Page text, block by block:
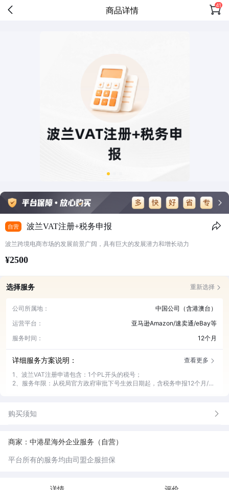
商品详情 41
自营 波兰VAT注册+税务申报
波兰跨境电商市场的发展前景广阔，具有巨大的发展潜力和增长动力
¥2500
选择服务 重新选择
公司所属地：
中国公司（含港澳台）
运营平台：
亚马逊Amazon/速卖通/eBay等
服务时间：
12个月
详细服务方案说明：
查看更多
1、波兰VAT注册申请包含：1个PL开头的税号；
2、服务年限：从税局官方政府审批下号生效日期起，含税务申报12个月/年
3、波兰VAT是按照月度申报，波兰的标准税率为23%；
4、波兰VAT税金支付每家公司都有专属税局IBAN账号；
6、提供跨境专家组建群服务，实现专业咨询一对一对接。
购买须知
商家：中港星海外企业服务（自营）
平台所有的服务均由司盟企服担保